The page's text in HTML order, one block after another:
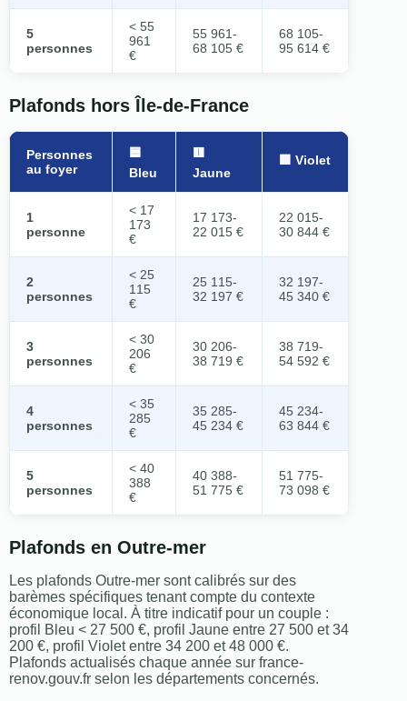
5
personnes
< 55
961
€
55 961-
68 105 €
68 105-
95 614 €
Plafonds hors Île-de-France
Personnes
au foyer
🟦
Bleu
🟨
Jaune
🟪 Violet
1
personne
< 17
173
€
17 173-
22 015 €
22 015-
30 844 €
2
personnes
< 25
115
€
25 115-
32 197 €
32 197-
45 340 €
3
personnes
< 30
206
€
30 206-
38 719 €
38 719-
54 592 €
4
personnes
< 35
285
€
35 285-
45 234 €
45 234-
63 844 €
5
personnes
< 40
388
€
40 388-
51 775 €
51 775-
73 098 €
Plafonds en Outre-mer
Les plafonds Outre-mer sont calibrés sur des
barèmes spécifiques tenant compte du contexte
économique local. À titre indicatif pour un couple :
profil Bleu < 27 500 €, profil Jaune entre 27 500 et 34
200 €, profil Violet entre 34 200 et 48 000 €.
Plafonds actualisés chaque année sur france-
renov.gouv.fr selon les départements concernés.